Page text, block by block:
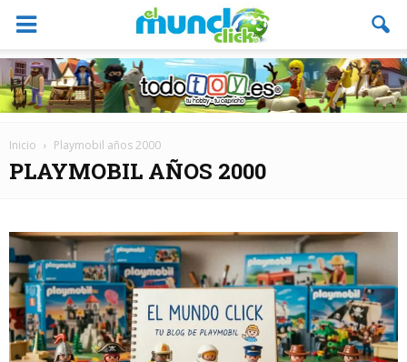
Inicio Playmobil años 2000
PLAYMOBIL AÑOS 2000